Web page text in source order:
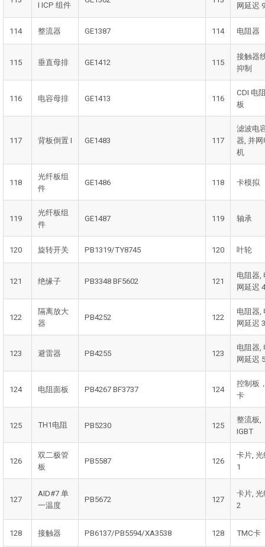
I ICP 组件 网延迟
114 整流器 GE1387 114 电阻器
115 垂直母排 GE1412 115
接触器
抑制
116 电容母排 GE1413 116
CDI 电
板
117 背板倒置 I GE1483 117
滤波电
器, 并网
机
118
光纤板组
件
GE1486 118 卡模拟
119
光纤板组
件
GE1487 119 轴承
120 旋转开关 PB1319/TY8745 120 叶轮
121 绝缘子 PB3348 BF5602 121
电阻器,
网延迟
122
隔离放大
器
PB4252 122
电阻器,
网延迟
123 避雷器 PB4255 123
电阻器,
网延迟
124 电阻面板 PB4267 BF3737 124
控制板
卡
125 TH1电阻 PB5230 125
整流板,
IGBT
126
双二极管
板
PB5587 126
卡片, 光
1
127
AID#7 单
一温度
PB5672 127
卡片, 光
2
128 接触器 PB6137/PB5594/XA3538 128 TMC卡